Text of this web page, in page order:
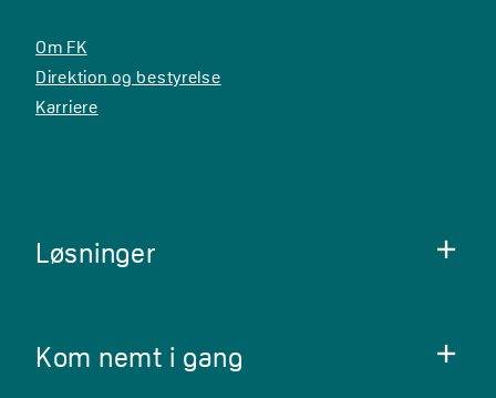
Om FK
Direktion og bestyrelse
Karriere
Løsninger
Kom nemt i gang